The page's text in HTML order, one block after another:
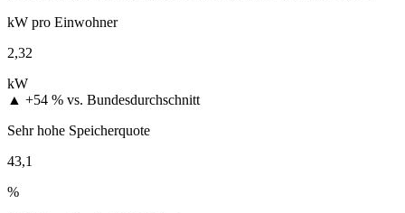
kW pro Einwohner
2,32
kW
▲ +54 % vs. Bundesdurchschnitt
Sehr hohe Speicherquote
43,1
%